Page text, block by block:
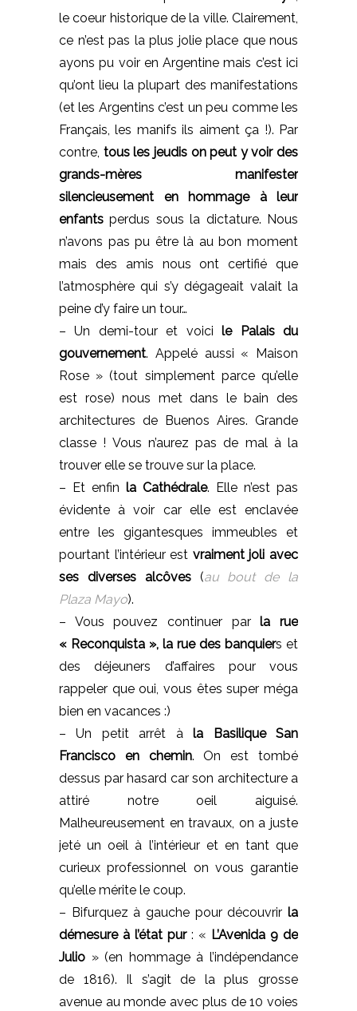
le coeur historique de la ville. Clairement,
ce n’est pas la plus jolie place que nous
ayons pu voir en Argentine mais c’est ici
qu’ont lieu la plupart des manifestations
(et les Argentins c’est un peu comme les
Français, les manifs ils aiment ça !). Par
contre, tous les jeudis on peut y voir des
grands-mères manifester
silencieusement en hommage à leur
enfants perdus sous la dictature. Nous
n’avons pas pu être là au bon moment
mais des amis nous ont certifié que
l’atmosphère qui s’y dégageait valait la
peine d’y faire un tour…
– Un demi-tour et voici le Palais du
gouvernement. Appelé aussi « Maison
Rose » (tout simplement parce qu’elle
est rose) nous met dans le bain des
architectures de Buenos Aires. Grande
classe ! Vous n’aurez pas de mal à la
trouver elle se trouve sur la place.
– Et enfin la Cathédrale. Elle n’est pas
évidente à voir car elle est enclavée
entre les gigantesques immeubles et
pourtant l’intérieur est vraiment joli avec
ses diverses alcôves(au bout de la
Plaza Mayo).
– Vous pouvez continuer par la rue
« Reconquista », la rue des banquiers et
des déjeuners d’affaires pour vous
rappeler que oui, vous êtes super méga
bien en vacances :)
– Un petit arrêt à la Basilique San
Francisco en chemin. On est tombé
dessus par hasard car son architecture a
attiré notre oeil aiguisé.
Malheureusement en travaux, on a juste
jeté un oeil à l’intérieur et en tant que
curieux professionnel on vous garantie
qu’elle mérite le coup.
– Bifurquez à gauche pour découvrir la
démesure à l’état pur: « L’Avenida 9 de
Julio » (en hommage à l’indépendance
de 1816). Il s’agit de la plus grosse
avenue au monde avec plus de 10 voies